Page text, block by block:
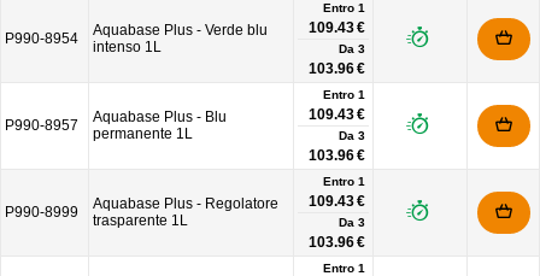
P990-8954
Aquabase Plus - Verde blu
intenso 1L
Entro 1
109.43 €
Da 3
103.96 €
P990-8957
Aquabase Plus - Blu
permanente 1L
Entro 1
109.43 €
Da 3
103.96 €
P990-8999
Aquabase Plus - Regolatore
trasparente 1L
Entro 1
109.43 €
Da 3
103.96 €
Entro 1